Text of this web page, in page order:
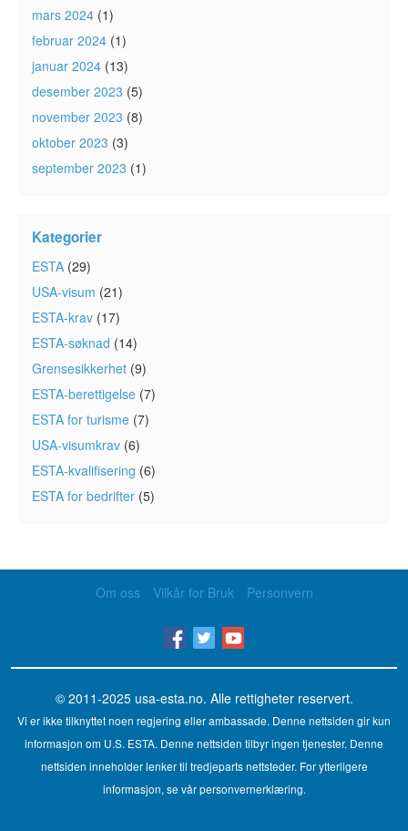
mars 2024 (1)
februar 2024 (1)
januar 2024 (13)
desember 2023 (5)
november 2023 (8)
oktober 2023 (3)
september 2023 (1)
Kategorier
ESTA (29)
USA-visum (21)
ESTA-krav (17)
ESTA-søknad (14)
Grensesikkerhet (9)
ESTA-berettigelse (7)
ESTA for turisme (7)
USA-visumkrav (6)
ESTA-kvalifisering (6)
ESTA for bedrifter (5)
Om oss Vilkår for Bruk Personvern
© 2011-2025 usa-esta.no. Alle rettigheter reservert.
Vi er ikke tilknyttet noen regjering eller ambassade. Denne nettsiden gir kun
informasjon om U.S. ESTA. Denne nettsiden tilbyr ingen tjenester. Denne
nettsiden inneholder lenker til tredjeparts nettsteder. For ytterligere
informasjon, se vår personvernerklæring.